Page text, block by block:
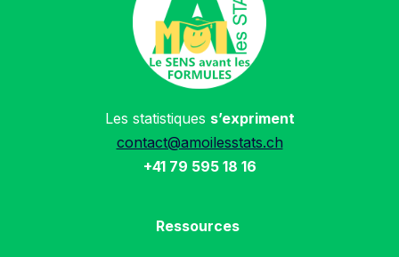
Les statistiques s’expriment
contact@amoilesstats.ch
+41 79 595 18 16
Ressources